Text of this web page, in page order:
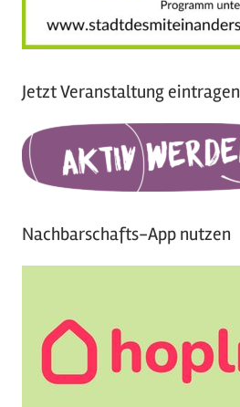
Jetzt Veranstaltung eintragen
Nachbarschafts-App nutzen